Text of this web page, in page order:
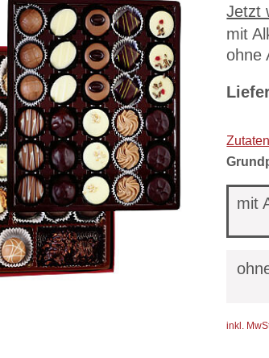
Jetzt
mit
ohne
mit
inkl.